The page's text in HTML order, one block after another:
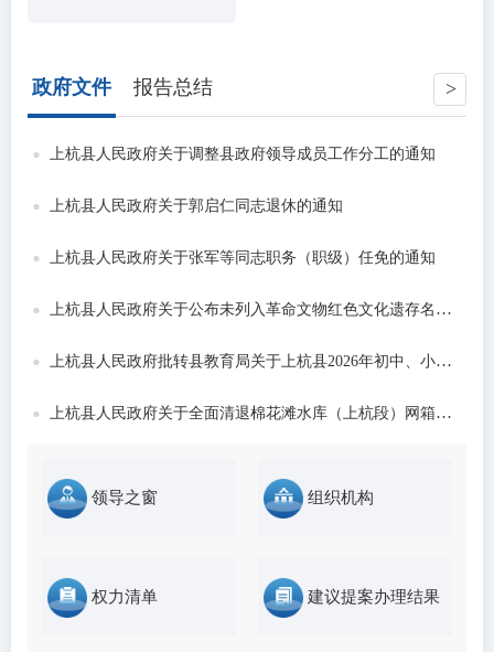
县第十八批高校...
上杭县2026年度动物疫病强制免疫“先打后补”实施养
政府文件 报告总结
上杭县人民政府关于调整县政府领导成员工作分工的通知
上杭县人民政府关于郭启仁同志退休的通知
上杭县人民政府关于张军等同志职务（职级）任免的通知
上杭县人民政府关于公布未列入革命文物红色文化遗存名录的通告
上杭县人民政府批转县教育局关于上杭县2026年初中、小学和城区公办幼儿园招生工作意...
上杭县人民政府关于全面清退棉花滩水库（上杭段）网箱养殖的通告
领导之窗 组织机构
权力清单 建议提案办理结果